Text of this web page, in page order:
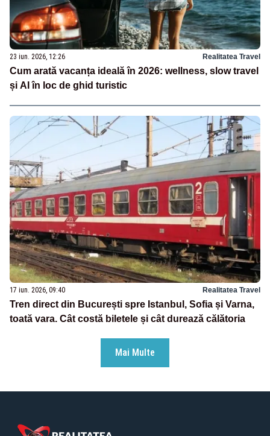
23 iun. 2026, 12:26 Realitatea Travel
Cum arată vacanța ideală în 2026: wellness, slow travel
și AI în loc de ghid turistic
17 iun. 2026, 09:40 Realitatea Travel
Tren direct din București spre Istanbul, Sofia și Varna,
toată vara. Cât costă biletele și cât durează călătoria
Mai Multe